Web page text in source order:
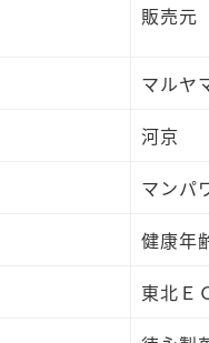
販売元
マルヤ
河京
マンパ
健康年
東北Ｅ